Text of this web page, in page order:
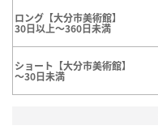
ロング【大分市美術館】
30日以上～360日未満
ショート【大分市美術館】
～30日未満